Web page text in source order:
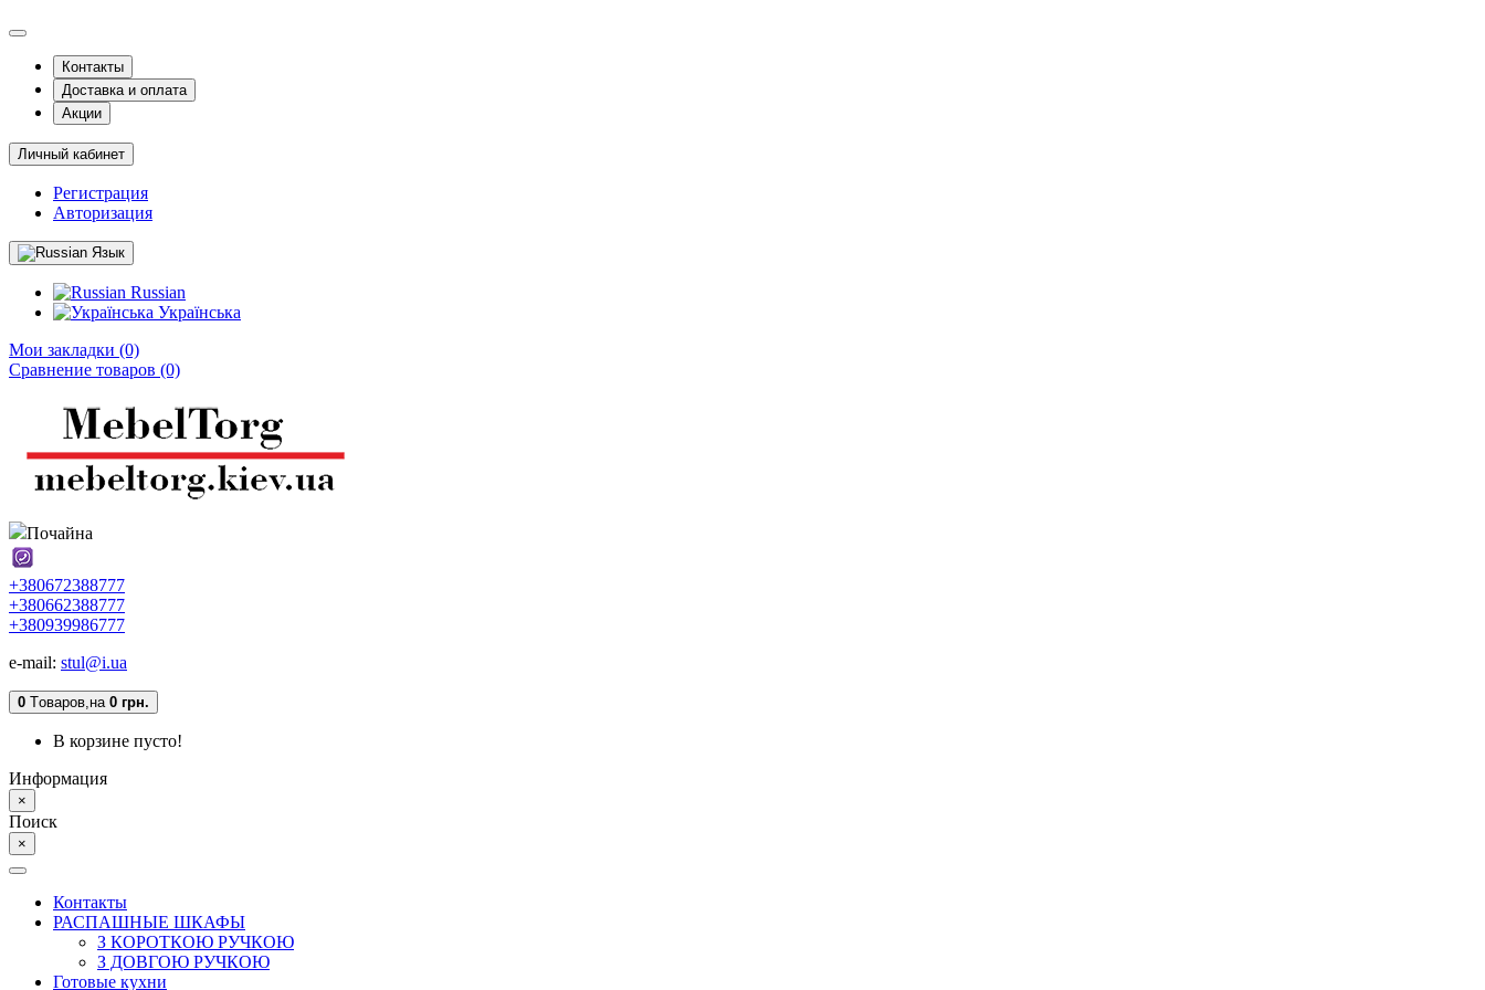
Контакты
Доставка и оплата
Акции
Личный кабинет
Регистрация
Авторизация
Язык
Russian
Українська
Мои закладки (0)
Сравнение товаров (0)
Почайна
+380672388777
+380662388777
+380939986777
e-mail: stul@i.ua
0 Tоваров,на 0 грн.
В корзине пусто!
Информация
×
Поиск
×
Контакты
РАСПАШНЫЕ ШКАФЫ
З КОРОТКОЮ РУЧКОЮ
З ДОВГОЮ РУЧКОЮ
Готовые кухни